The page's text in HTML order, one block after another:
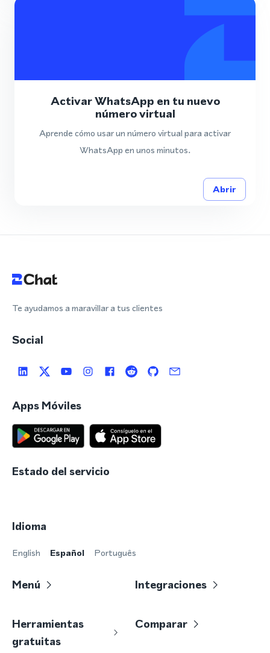
Activar WhatsApp en tu nuevo
número virtual
Aprende cómo usar un número virtual para activar
WhatsApp en unos minutos.
Abrir
Te ayudamos a maravillar a tus clientes
Social
Apps Móviles
Estado del servicio
Idioma
English Español Português
Menú Integraciones
Herramientas
gratuitas
Comparar